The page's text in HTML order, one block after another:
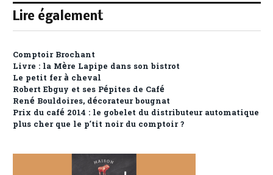
Lire également
Comptoir Brochant
Livre : la Mère Lapipe dans son bistrot
Le petit fer à cheval
Robert Ebguy et ses Pépites de Café
René Bouldoires, décorateur bougnat
Prix du café 2014 : le gobelet du distributeur automatique
plus cher que le p’tit noir du comptoir ?